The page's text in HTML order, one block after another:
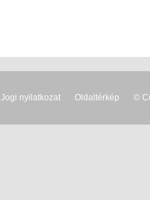
Jogi nyilatkozat Oldaltérkép ©